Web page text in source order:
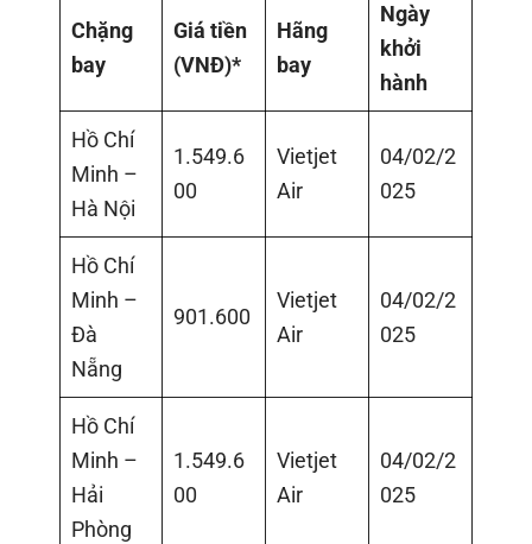
Chặng
bay
Giá tiền
(VNĐ)*
Hãng
bay
Ngày
khởi
hành
Hồ Chí
Minh –
Hà Nội
1.549.6
00
Vietjet
Air
04/02/2
025
Hồ Chí
Minh –
Đà
Nẵng
901.600
Vietjet
Air
04/02/2
025
Hồ Chí
Minh –
Hải
Phòng
1.549.6
00
Vietjet
Air
04/02/2
025